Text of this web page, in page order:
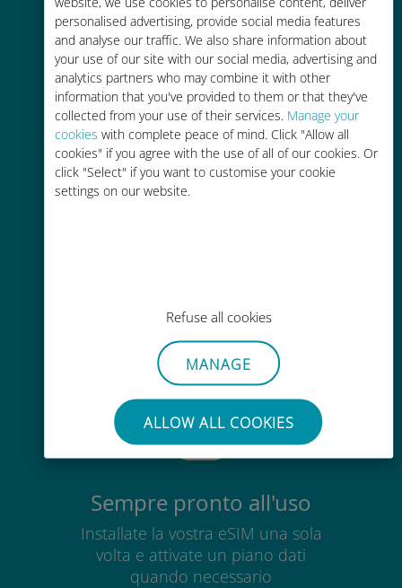
personalised advertising, provide social media features
and analyse our traffic. We also share information about
your use of our site with our social media, advertising and
analytics partners who may combine it with other
information that you've provided to them or that they've
collected from your use of their services. Manage your
cookies with complete peace of mind. Click "Allow all
cookies" if you agree with the use of all of our cookies. Or
click "Select" if you want to customise your cookie
settings on our website.
Refuse all cookies
MANAGE
ALLOW ALL COOKIES
operatore attuale
Ricarica facile
Ovunque tramite l'app Ubigi, anche
senza Wi-Fi o dati residui
Senza sforzo
Non è necessario rimuovere la
scheda SIM esistente
Sempre pronto all'uso
Installate la vostra eSIM una sola
volta e attivate un piano dati
quando necessario